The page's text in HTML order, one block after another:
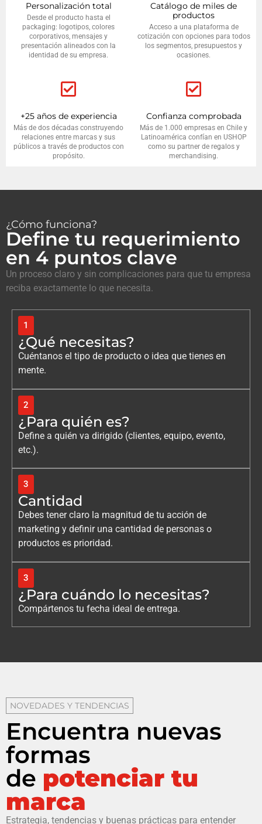
Personalización total
Desde el producto hasta el
packaging: logotipos, colores
corporativos, mensajes y
presentación alineados con la
identidad de su empresa.
Catálogo de miles de
productos
Acceso a una plataforma de
cotización con opciones para todos
los segmentos, presupuestos y
ocasiones.
+25 años de experiencia
Más de dos décadas construyendo
relaciones entre marcas y sus
públicos a través de productos con
propósito.
Confianza comprobada
Más de 1.000 empresas en Chile y
Latinoamérica confían en USHOP
como su partner de regalos y
merchandising.
¿Cómo funciona?
Define tu requerimiento
en 4 puntos clave
Un proceso claro y sin complicaciones para que tu empresa
reciba exactamente lo que necesita.
1
¿Qué necesitas?
Cuéntanos el tipo de producto o idea que tienes en
mente.
2
¿Para quién es?
Define a quién va dirigido (clientes, equipo, evento,
etc.).
3
Cantidad
Debes tener claro la magnitud de tu acción de
marketing y definir una cantidad de personas o
productos es prioridad.
3
¿Para cuándo lo necesitas?
Compártenos tu fecha ideal de entrega.
NOVEDADES Y TENDENCIAS
Encuentra nuevas
formas
de potenciar tu
marca
Estrategia, tendencias y buenas prácticas para entender